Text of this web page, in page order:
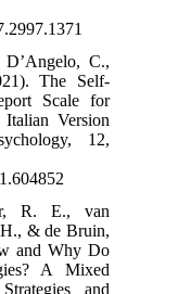
27.
Lanz, M., &
Regulation
Sport
for
28. Rovers,
Merriënboer,
A. B. (2020).
Students Use
Methods